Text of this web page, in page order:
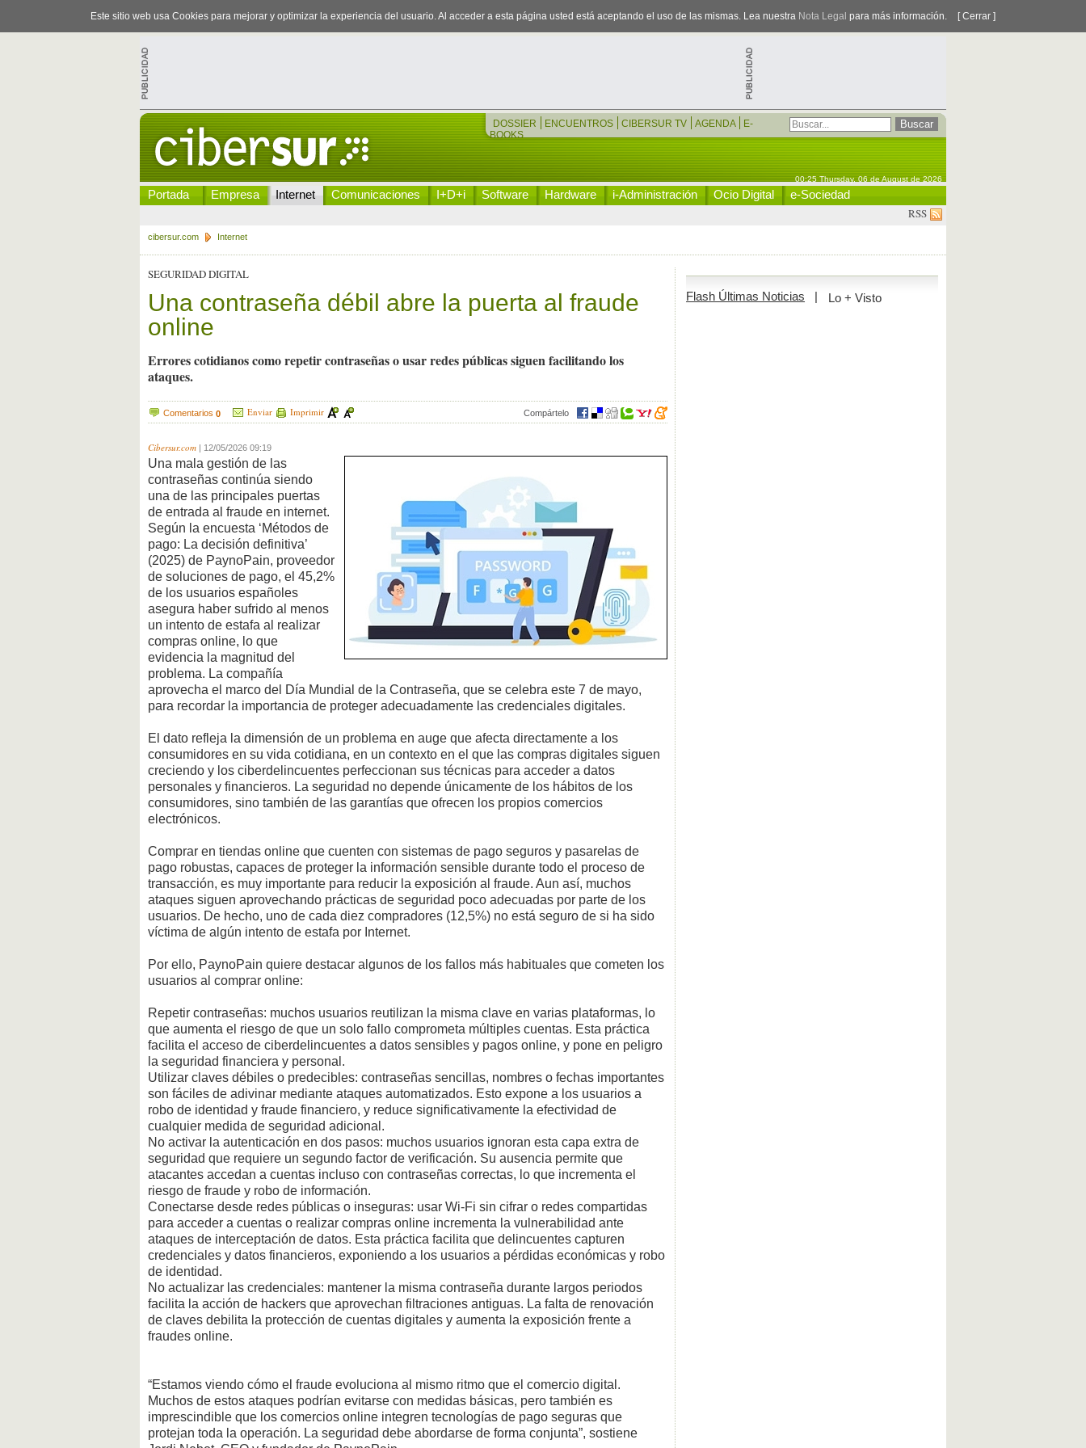
Este sitio web usa Cookies para mejorar y optimizar la experiencia del usuario. Al acceder a esta página usted está aceptando el uso de las mismas. Lea nuestra Nota Legal para más información. [ Cerrar ]
DOSSIER ENCUENTROS CIBERSUR TV AGENDA
E-
BOOKS
00:25 Thursday, 06 de August de 2026
Portada Empresa Internet Comunicaciones I+D+i Software Hardware i-Administración Ocio Digital e-Sociedad
RSS
cibersur.com Internet
SEGURIDAD DIGITAL
Una contraseña débil abre la puerta al fraude
online
Errores cotidianos como repetir contraseñas o usar redes públicas siguen facilitando los
ataques.
Comentarios 0 Enviar Imprimir Compártelo
Cibersur.com 12/05/2026 09:19
Una mala gestión de las
contraseñas continúa siendo
una de las principales puertas
de entrada al fraude en internet.
Según la encuesta ‘Métodos de
pago: La decisión definitiva’
(2025) de PaynoPain, proveedor
de soluciones de pago, el 45,2%
de los usuarios españoles
asegura haber sufrido al menos
un intento de estafa al realizar
compras online, lo que
evidencia la magnitud del
problema. La compañía
aprovecha el marco del Día Mundial de la Contraseña, que se celebra este 7 de mayo,
para recordar la importancia de proteger adecuadamente las credenciales digitales.
El dato refleja la dimensión de un problema en auge que afecta directamente a los
consumidores en su vida cotidiana, en un contexto en el que las compras digitales siguen
creciendo y los ciberdelincuentes perfeccionan sus técnicas para acceder a datos
personales y financieros. La seguridad no depende únicamente de los hábitos de los
consumidores, sino también de las garantías que ofrecen los propios comercios
electrónicos.
Comprar en tiendas online que cuenten con sistemas de pago seguros y pasarelas de
pago robustas, capaces de proteger la información sensible durante todo el proceso de
transacción, es muy importante para reducir la exposición al fraude. Aun así, muchos
ataques siguen aprovechando prácticas de seguridad poco adecuadas por parte de los
usuarios. De hecho, uno de cada diez compradores (12,5%) no está seguro de si ha sido
víctima de algún intento de estafa por Internet.
Por ello, PaynoPain quiere destacar algunos de los fallos más habituales que cometen los
usuarios al comprar online:
Repetir contraseñas: muchos usuarios reutilizan la misma clave en varias plataformas, lo
que aumenta el riesgo de que un solo fallo comprometa múltiples cuentas. Esta práctica
facilita el acceso de ciberdelincuentes a datos sensibles y pagos online, y pone en peligro
la seguridad financiera y personal.
Utilizar claves débiles o predecibles: contraseñas sencillas, nombres o fechas importantes
son fáciles de adivinar mediante ataques automatizados. Esto expone a los usuarios a
robo de identidad y fraude financiero, y reduce significativamente la efectividad de
cualquier medida de seguridad adicional.
No activar la autenticación en dos pasos: muchos usuarios ignoran esta capa extra de
seguridad que requiere un segundo factor de verificación. Su ausencia permite que
atacantes accedan a cuentas incluso con contraseñas correctas, lo que incrementa el
riesgo de fraude y robo de información.
Conectarse desde redes públicas o inseguras: usar Wi-Fi sin cifrar o redes compartidas
para acceder a cuentas o realizar compras online incrementa la vulnerabilidad ante
ataques de interceptación de datos. Esta práctica facilita que delincuentes capturen
credenciales y datos financieros, exponiendo a los usuarios a pérdidas económicas y robo
de identidad.
No actualizar las credenciales: mantener la misma contraseña durante largos periodos
facilita la acción de hackers que aprovechan filtraciones antiguas. La falta de renovación
de claves debilita la protección de cuentas digitales y aumenta la exposición frente a
fraudes online.
“Estamos viendo cómo el fraude evoluciona al mismo ritmo que el comercio digital.
Muchos de estos ataques podrían evitarse con medidas básicas, pero también es
imprescindible que los comercios online integren tecnologías de pago seguras que
protejan toda la operación. La seguridad debe abordarse de forma conjunta”, sostiene
Flash Últimas Noticias | Lo + Visto